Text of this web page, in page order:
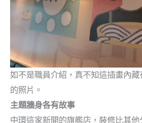
如不是職員介紹，真不知這插畫內
的照片。
主題牆身各有故事
中環這家新開的旗艦店，裝修比其